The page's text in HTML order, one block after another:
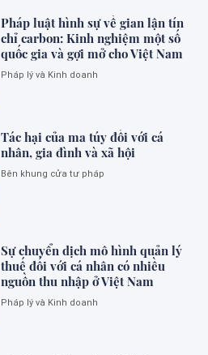
Pháp luật hình sự về gian lận tín
chỉ carbon: Kinh nghiệm một số
quốc gia và gợi mở cho Việt Nam
Pháp lý và Kinh doanh
Tác hại của ma túy đối với cá
nhân, gia đình và xã hội
Bên khung cửa tư pháp
Sự chuyển dịch mô hình quản lý
thuế đối với cá nhân có nhiều
nguồn thu nhập ở Việt Nam
Pháp lý và Kinh doanh